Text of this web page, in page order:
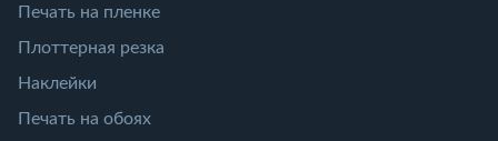
Печать на пленке
Плоттерная резка
Наклейки
Печать на обоях